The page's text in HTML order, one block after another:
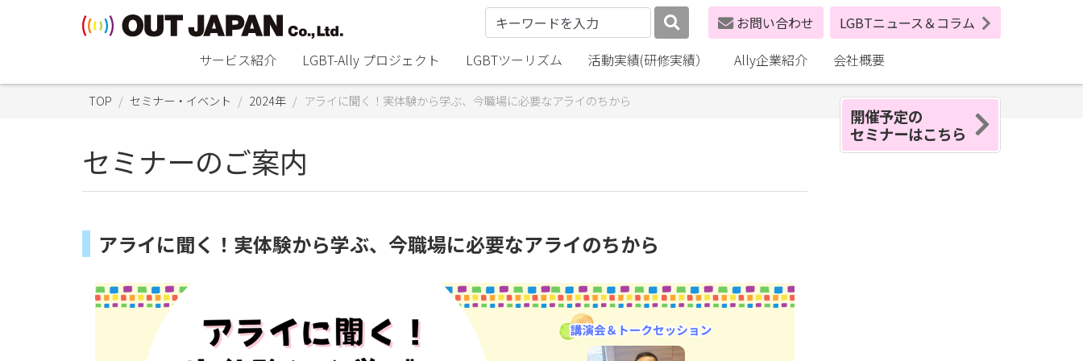
お問い合わせ
LGBTニュース＆コラム
サービス紹介
LGBT-Ally プロジェクト LGBTツーリズム 活動実績(研修実績） Ally企業紹介 会社概要
開催予定の
セミナーはこちら
TOP セミナー・イベント 2024年 アライに聞く！実体験から学ぶ、今職場に必要なアライのちから
セミナーのご案内
アライに聞く！実体験から学ぶ、今職場に必要なアライのちから